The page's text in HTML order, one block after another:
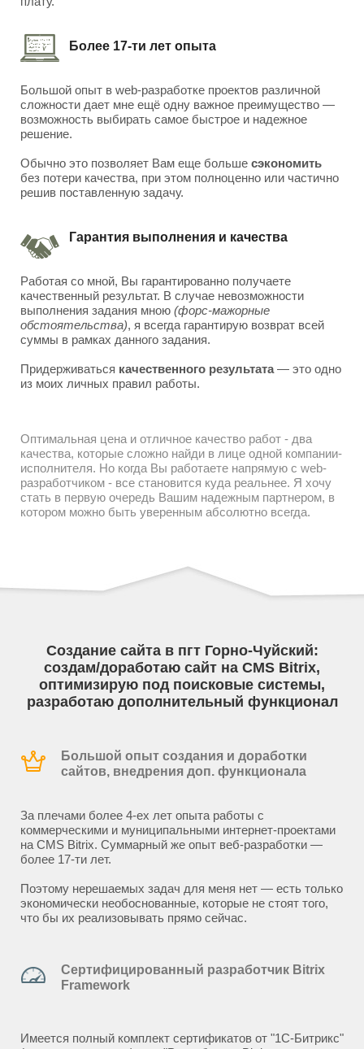
Более 17-ти лет опыта
Большой опыт в web-разработке проектов различной
сложности дает мне ещё одну важное преимущество —
возможность выбирать самое быстрое и надежное
решение.
Обычно это позволяет Вам еще больше сэкономить
без потери качества, при этом полноценно или частично
решив поставленную задачу.
Гарантия выполнения и качества
Работая со мной, Вы гарантированно получаете
качественный результат. В случае невозможности
выполнения задания мною (форс-мажорные
обстоятельства), я всегда гарантирую возврат всей
суммы в рамках данного задания.
Придерживаться качественного результата— это одно
из моих личных правил работы.
Оптимальная цена и отличное качество работ - два
качества, которые сложно найди в лице одной компании-
исполнителя. Но когда Вы работаете напрямую с web-
разработчиком - все становится куда реальнее. Я хочу
стать в первую очередь Вашим надежным партнером, в
котором можно быть уверенным абсолютно всегда.
Создание сайта в пгт Горно-Чуйский:
создам/доработаю сайт на CMS Bitrix,
оптимизирую под поисковые системы,
разработаю дополнительный функционал
Большой опыт создания и доработки
сайтов, внедрения доп. функционала
За плечами более 4-ех лет опыта работы с
коммерческими и муниципальными интернет-проектами
на CMS Bitrix. Суммарный же опыт веб-разработки —
более 17-ти лет.
Поэтому нерешаемых задач для меня нет — есть только
экономически необоснованные, которые не стоят того,
что бы их реализовывать прямо сейчас.
Сертифицированный разработчик Bitrix
Framework
Имеется полный комплект сертификатов от "1С-Битрикс"